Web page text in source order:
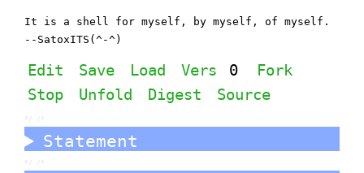
It is a shell for myself, by myself, of myself.
--SatoxITS(^-^)
Edit Save Load Vers 0
Fork
Stop
Unfold Digest Source
*/ /*
Statement
*/ /*